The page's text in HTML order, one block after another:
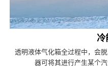
冷
透明液体气化箱全过程中，会
器可将其进行产生某个